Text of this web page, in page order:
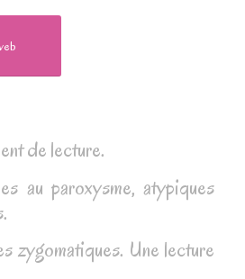
de lecture.
au paroxysme, atypiques
zygomatiques. Une lecture